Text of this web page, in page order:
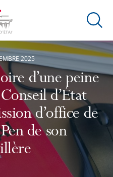
Ouvrir
de
d’une peine
d’État
d’office de
de son
2025